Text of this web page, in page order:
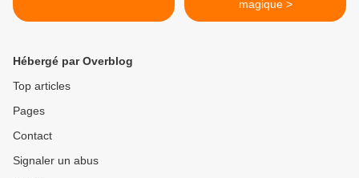
magique >
Hébergé par Overblog
Top articles
Pages
Contact
Signaler un abus